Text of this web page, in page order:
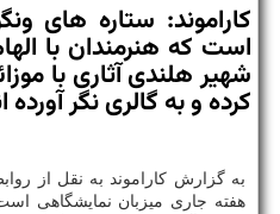
كاراموند: ستاره های
است كه هنرمندان با
شهیر هلندی آثاری با
كرده و به گالری نگر آورده
به گزارش كاراموند به نقل از
هفته جاری میزبان نمایشگاهی